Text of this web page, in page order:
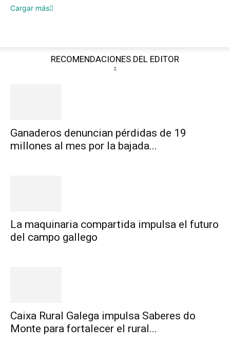
Cargar más
RECOMENDACIONES DEL EDITOR
Ganaderos denuncian pérdidas de 19
millones al mes por la bajada...
La maquinaria compartida impulsa el futuro
del campo gallego
Caixa Rural Galega impulsa Saberes do
Monte para fortalecer el rural...